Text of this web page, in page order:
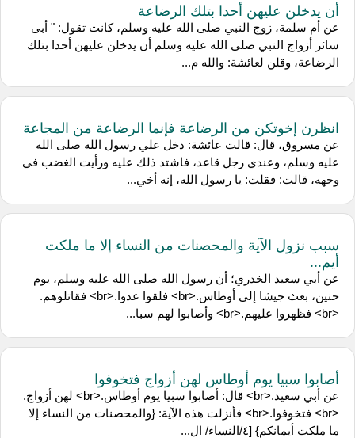
أن يدخلن عليهن أحدا بتلك الرضاعة
عن أم سلمة، زوج النبي صلى الله عليه وسلم، كانت تقول: " أبى
سائر أزواج النبي صلى الله عليه وسلم أن يدخلن عليهن أحدا بتلك
الرضاعة، وقلن لعائشة: والله م...
انظرن إخوتكن من الرضاعة فإنما الرضاعة من المجاعة
عن مسروق، قال: قالت عائشة: دخل علي رسول الله صلى الله
عليه وسلم، وعندي رجل قاعد، فاشتد ذلك عليه ورأيت الغضب في
وجهه، قالت: فقلت: يا رسول الله، إنه أخي...
سبب نزول الآية والمحصنات من النساء إلا ما ملكت
أيم...
عن أبي سعيد الخدري؛ أن رسول الله صلى الله عليه وسلم، يوم
حنين، بعث جيشا إلى أوطاس.<br> فلقوا عدوا.<br> فقاتلوهم.
<br> فظهروا عليهم.<br> وأصابوا لهم سبا...
أصابوا سبيا يوم أوطاس لهن أزواج فتخوفوا
عن أبي سعيد.<br> قال: أصابوا سبيا يوم أوطاس.<br> لهن أزواج.
<br> فتخوفوا.<br> فأنزلت هذه الآية: {والمحصنات من النساء إلا
ما ملكت أيمانكم} [٤/النساء/ ال...